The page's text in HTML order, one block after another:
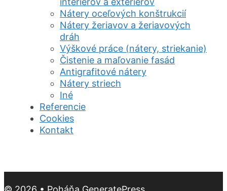
Nátery oceľových konštrukcií
Nátery žeriavov a žeriavových
dráh
Výškové práce (nátery, striekanie)
Čistenie a maľovanie fasád
Antigrafitové nátery
Nátery striech
Iné
Referencie
Cookies
Kontakt